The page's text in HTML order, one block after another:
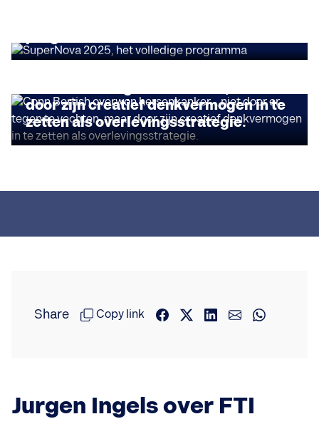
LEIDERSCHAP
door zijn creatief denkvermogen in te
zetten als overlevingsstrategie.
Share Copy link
Jurgen Ingels over FTI